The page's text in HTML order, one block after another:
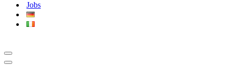
Jobs
Navigationsmenü
Navigationsmenü